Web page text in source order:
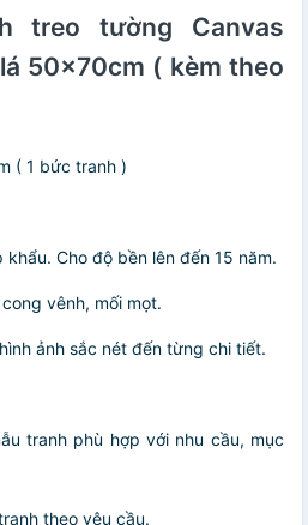
treo tường Canvas
50x70cm ( kèm theo
( 1 bức tranh )
Cho độ bền lên đến 15 năm.
vênh, mối mọt.
ảnh sắc nét đến từng chi tiết.
tranh phù hợp với nhu cầu, mục
theo yêu cầu.